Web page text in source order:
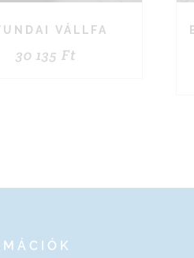
VÁLLFA
30 135 Ft